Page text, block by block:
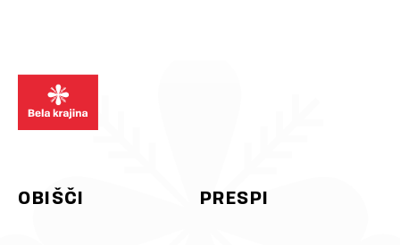
dilema za komentarje: je bulje
rdeče 🍷 al belo 🥂? Označi še
ekipo, s kom prideš 👇
#VinskaVigred #BelaKrajina
#Metlika #SloveniaWine
To so tvoji pomladni pogledi v Beli
krajini! Pusti skrbi na avtocesti in
se pridi zregulirat k nam! 💚
#belakrajina
#belakrajinagreendestination
#ifeelslovenia #kolpariver
OBIŠČI PRESPI